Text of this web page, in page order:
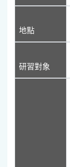
地點
研習對象